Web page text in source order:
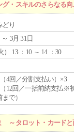
・スキルのさらなる
り
～ 3月 31日
） 13 ：10 ～ 14 ：30
（4回／分割支払い）×3
（12回／一括前納支払※
で）
～タロット・カード